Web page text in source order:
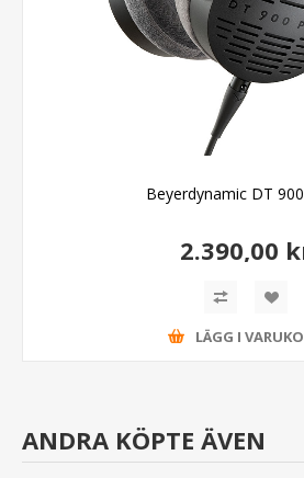
Beyerdynamic DT
2.390,00
LÄGG I
ANDRA KÖPTE ÄVEN